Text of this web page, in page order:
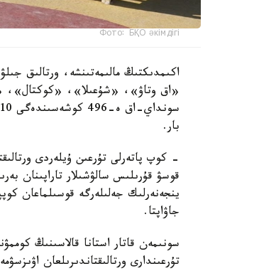
Фото: БҚО әкімдігі
اكىمدىكتىڭ مالىمەتىنشە، ورتالىق
«اق وتاۋ»، «شۇعىلا»، «كوكتال»،
بار.
- كوپ پاتەرلى تۇرعىن ۇيلەردى
قوسۋ قۇرىلىس سالۋشىلار تاراپىنان
ينجەنەرلىك جەلىلەرگە قوسىلماعان
جاۋاپتا.
سونىمەن قاتار استانا قالاسىنىڭ